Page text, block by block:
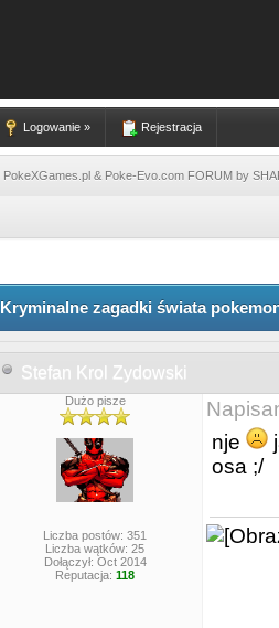
Logowanie » Rejestracja
PokeXGames.pl & Poke-Evo.com FORUM by
Kryminalne zagadki świata
Stefan Krol Zydowski
Dużo pisze
Liczba postów: 351
Liczba wątków: 25
Dołączył: Oct 2014
Reputacja: 118
nje
osa ;/